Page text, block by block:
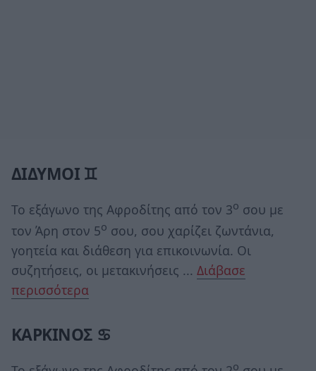
ΔΙΔΥΜΟΙ ♊
Το εξάγωνο της Αφροδίτης από τον 3ο σου με
τον Άρη στον 5ο σου, σου χαρίζει ζωντάνια,
γοητεία και διάθεση για επικοινωνία. Οι
συζητήσεις, οι μετακινήσεις ... Διάβασε
περισσότερα
ΚΑΡΚΙΝΟΣ ♋
ο